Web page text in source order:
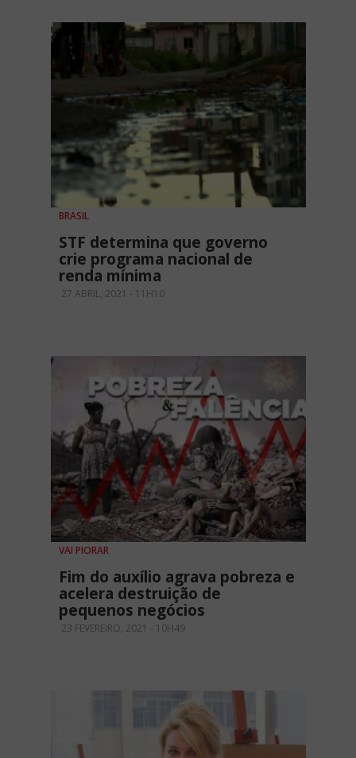
BRASIL
STF determina que governo
crie programa nacional de
renda mínima
27 ABRIL, 2021 - 11H10
VAI PIORAR
Fim do auxílio agrava pobreza e
acelera destruição de
pequenos negócios
23 FEVEREIRO, 2021 - 10H49